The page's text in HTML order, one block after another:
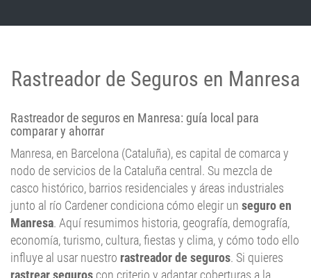
Rastreador de seguros en Manresa: guía local para
Manresa, en Barcelona (Cataluña), es capital de comarca y
nodo de servicios de la Cataluña central. Su mezcla de
casco histórico, barrios residenciales y áreas industriales
junto al río Cardener condiciona cómo elegir unseguro en
Manresa. Aquí resumimos historia, geografía, demografía,
economía, turismo, cultura, fiestas y clima, y cómo todo ello
influye al usar nuestrorastreador de seguros. Si quieres
rastrear seguroscon criterio y adaptar coberturas a la
realidad local, esta guía práctica te sirve pararastrear